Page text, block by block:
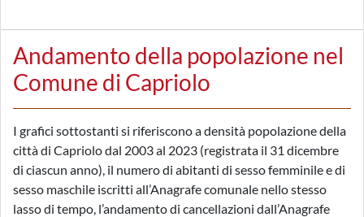
Andamento della popolazione nel
Comune di Capriolo
I grafici sottostanti si riferiscono a densità popolazione della
città di Capriolo dal 2003 al 2023 (registrata il 31 dicembre
di ciascun anno), il numero di abitanti di sesso femminile e di
sesso maschile iscritti all’Anagrafe comunale nello stesso
lasso di tempo, l’andamento di cancellazioni dall’Anagrafe